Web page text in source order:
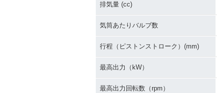
排気量 (cc)
気筒あたりバルブ数
行程（ピストンストローク）(mm)
最高出力（kW）
最高出力回転数（rpm）